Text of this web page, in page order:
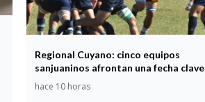
Regional Cuyano: cinco equipos
sanjuaninos afrontan una fecha clave
hace 10 horas